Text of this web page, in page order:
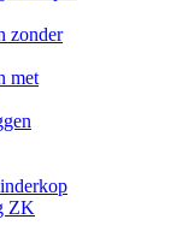
zonder
met
ZK